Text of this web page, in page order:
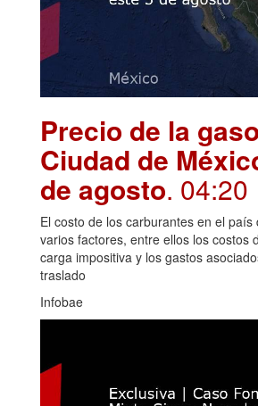
Precio de la
Ciudad de
de agosto. 04:20
El costo de los carburantes en el país
varios factores, entre ellos los costos
carga impositiva y los gastos
traslado
Infobae